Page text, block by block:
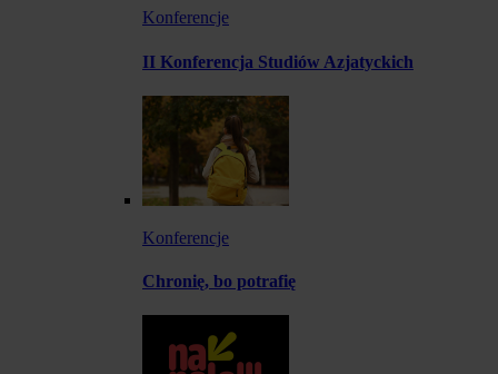
Konferencje
II Konferencja Studiów Azjatyckich
Konferencje
Chronię, bo potrafię